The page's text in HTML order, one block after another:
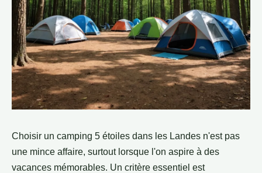
Choisir un camping 5 étoiles dans les Landes n'est pas
une mince affaire, surtout lorsque l'on aspire à des
vacances mémorables. Un critère essentiel est